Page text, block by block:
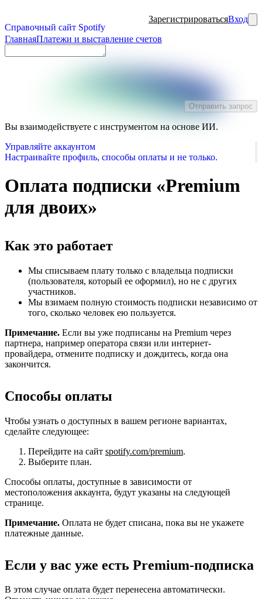
Справочный сайт Spotify
ЗарегистрироватьсяВход
ГлавнаяПлатежи и выставление счетов
Отправить запрос
Вы взаимодействуете с инструментом на основе ИИ.
Управляйте аккаунтом
Настраивайте профиль, способы оплаты и не только.
Оплата подписки «Premium
для двоих»
Как это работает
Мы списываем плату только с владельца подписки
(пользователя, который ее оформил), но не с других
участников.
Мы взимаем полную стоимость подписки независимо от
того, сколько человек ею пользуется.
Примечание. Если вы уже подписаны на Premium через
партнера, например оператора связи или интернет-
провайдера, отмените подписку и дождитесь, когда она
закончится.
Способы оплаты
Чтобы узнать о доступных в вашем регионе вариантах,
сделайте следующее:
Перейдите на сайт spotify.com/premium.
Выберите план.
Способы оплаты, доступные в зависимости от
местоположения аккаунта, будут указаны на следующей
странице.
Примечание. Оплата не будет списана, пока вы не укажете
платежные данные.
Если у вас уже есть Premium-подписка
В этом случае оплата будет перенесена автоматически.